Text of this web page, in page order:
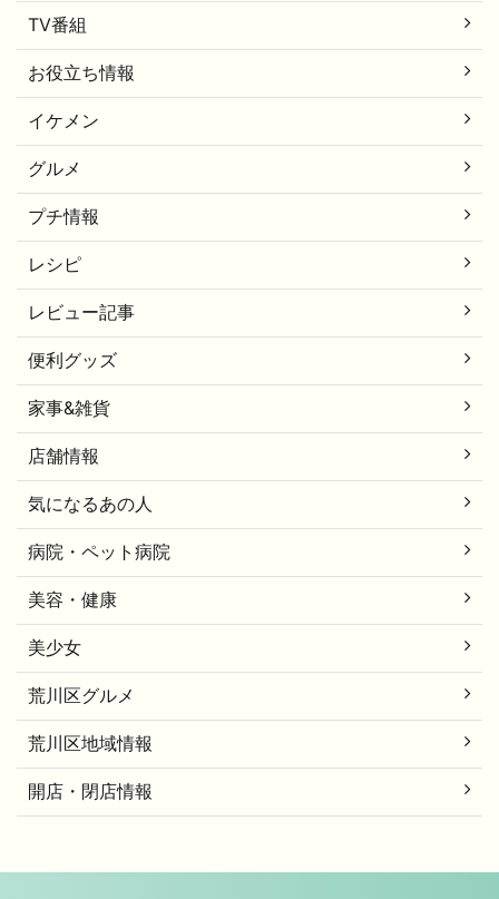
TV番組
お役立ち情報
イケメン
グルメ
プチ情報
レシピ
レビュー記事
便利グッズ
家事&雑貨
店舗情報
気になるあの人
病院・ペット病院
美容・健康
美少女
荒川区グルメ
荒川区地域情報
開店・閉店情報